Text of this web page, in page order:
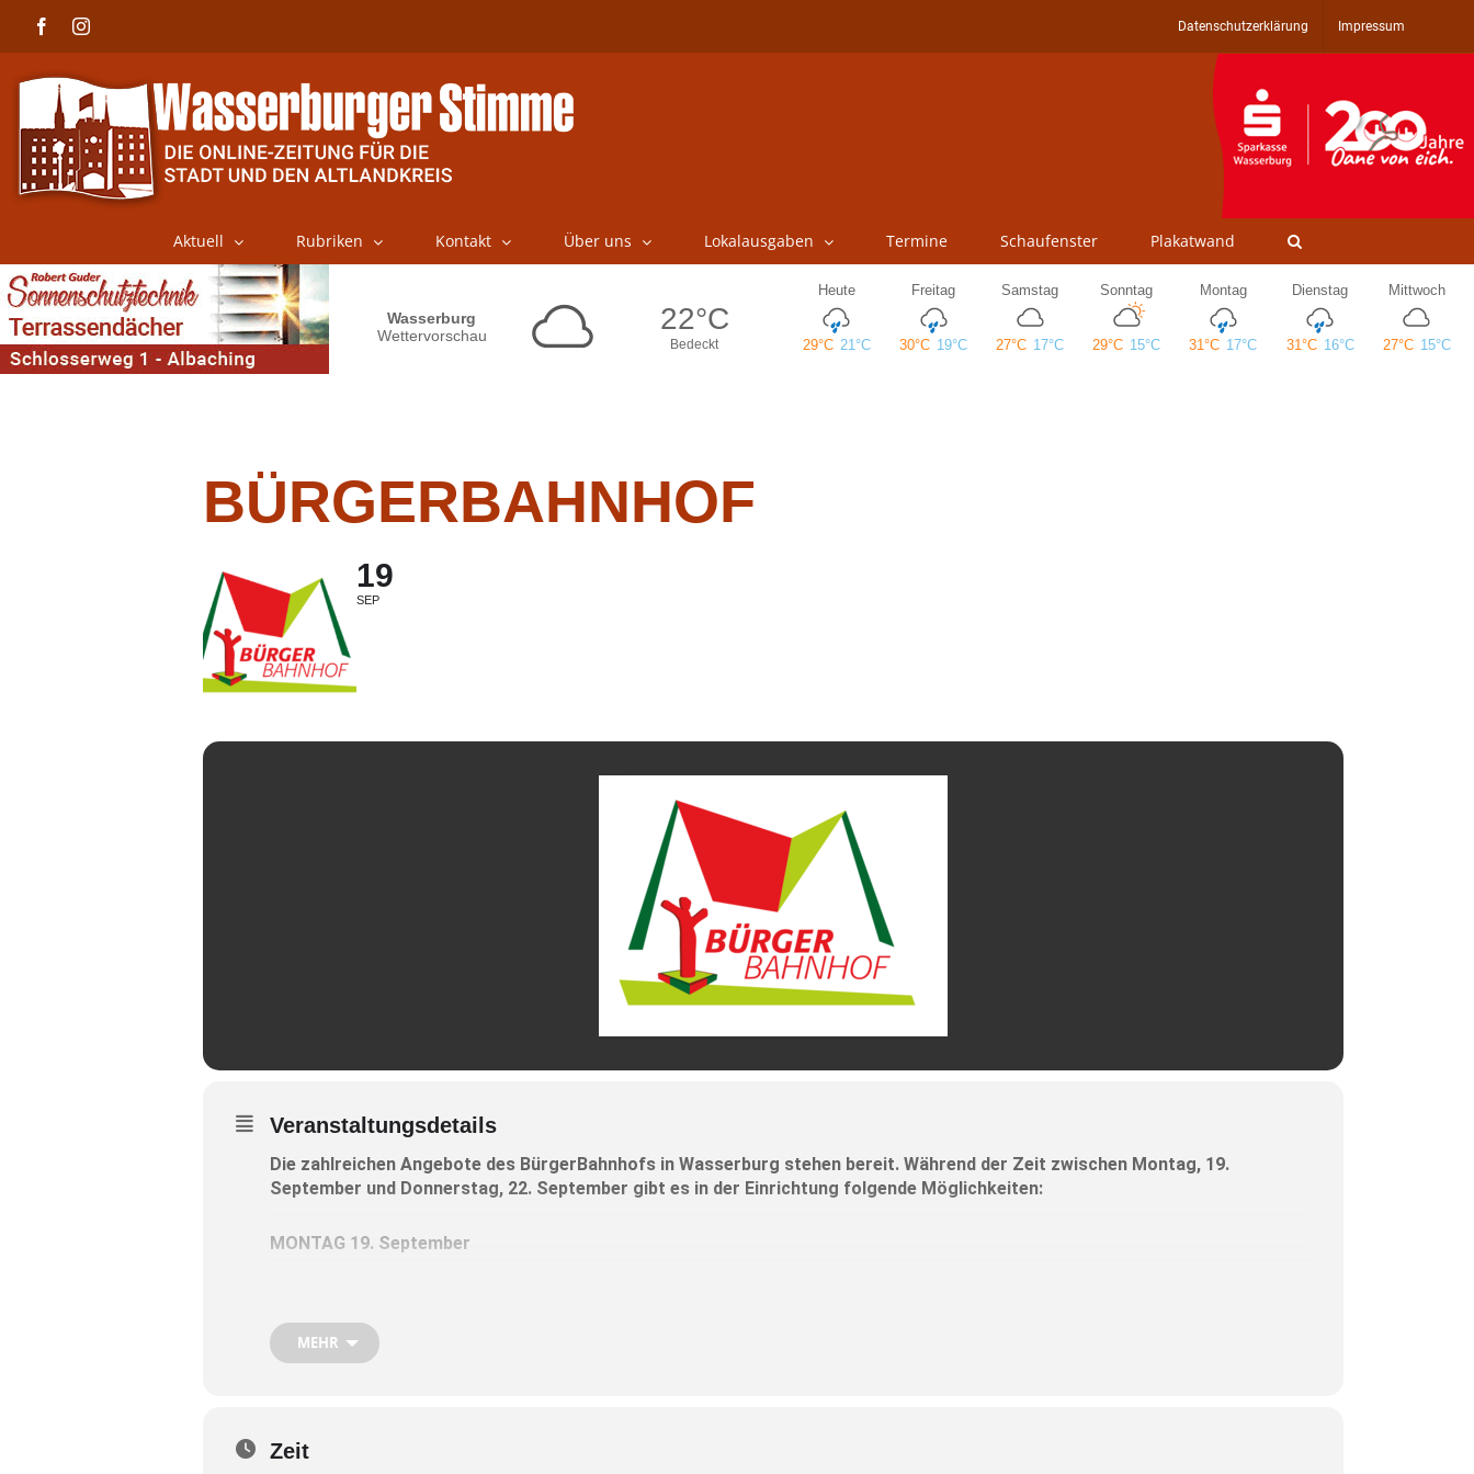
FacebookInstagram Datenschutzerklärung Impressum
Aktuell Rubriken Kontakt Über uns Lokalausgaben Termine Schaufenster Plakatwand
BÜRGERBAHNHOF
19
SEP
Veranstaltungsdetails
Die zahlreichen Angebote des BürgerBahnhofs in Wasserburg stehen bereit. Während der Zeit zwischen Montag, 19.
September und Donnerstag, 22. September gibt es in der Einrichtung folgende Möglichkeiten:
MONTAG 19. September
DIENSTAG 20. September
18 – 19 Uhr Infostunde des Kreuzbundes für Menschen mit Suchterkrankungen und deren Angehörige
MEHR
Zeit